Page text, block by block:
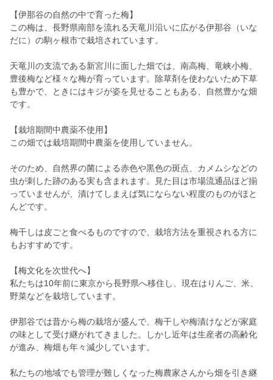
【伊那谷の自然の中で育った梅】
この梅は、長野県南部を流れる天竜川沿いに広がる伊那谷（いな
だに）の駒ヶ根市で栽培されています。
天竜川の支流である新宮川に面した畑では、南高梅、竜峡小梅、
豊後梅など様々な梅が育っています。除草剤を使わないため下草
も豊かで、ときにはキジが姿を見せることもある、自然豊かな畑
です。
【栽培期間中農薬不使用】
この畑では栽培期間中農薬を使用していません。
そのため、自然界の菌による赤色や黒色の斑点、カメムシなどの
虫が刺した跡のある実も含まれます。見た目は市場流通品ほど揃
っていませんが、漬けてしまえば気にならない程度のものがほと
んどです。
梅干しは皮ごと食べるものですので、栽培方法を重視される方に
もおすすめです。
【梅文化を次世代へ】
私たちは10年前に東京から長野県へ移住し、現在はりんご、米、
野菜などを栽培しています。
伊那谷では昔から梅の栽培が盛んで、梅干しや梅漬けなどが家庭
の味として受け継がれてきました。しかし近年は生産者の高齢化
が進み、梅畑も年々減少しています。
私たちの地域でも管理が難しくなった梅農家さんから畑を引き継